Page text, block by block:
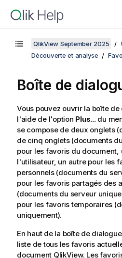
QlikView September 2025
Découverte et analyse
Boîte de
Vous pouvez ouvrir la boîte
l'aide de l'option Plus...du
se compose de deux onglets
de cinq onglets (documents
pour les favoris du document,
l'utilisateur, un autre pour les
personnels (documents du
pour les favoris partagés des
(documents du serveur
pour les favoris temporaires
uniquement).
En haut de la boîte de
liste de tous les favoris
document QlikView. Les